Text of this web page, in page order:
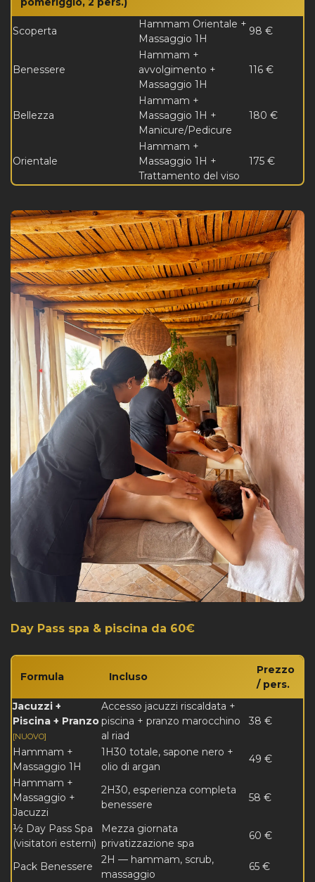
Scoperta
Hammam Orientale +
Massaggio 1H
98 €
Benessere
Hammam +
avvolgimento +
Massaggio 1H
116 €
Bellezza
Hammam +
Massaggio 1H +
Manicure/Pedicure
180 €
Orientale
Hammam +
Massaggio 1H +
Trattamento del viso
175 €
Day Pass spa & piscina da 60€
Formula Incluso
Prezzo
/ pers.
Jacuzzi +
Piscina + Pranzo
[NUOVO]
Accesso jacuzzi riscaldata +
piscina + pranzo marocchino
al riad
38 €
Hammam +
Massaggio 1H
1H30 totale, sapone nero +
olio di argan
49 €
Hammam +
Massaggio +
Jacuzzi
2H30, esperienza completa
benessere
58 €
½ Day Pass Spa
(visitatori esterni)
Mezza giornata
privatizzazione spa
60 €
Pack Benessere
2H — hammam, scrub,
massaggio
65 €